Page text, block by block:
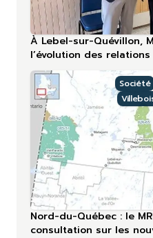
À Lebel-sur-Quévillon,
l’évolution des
anniversaire
Société
Nord-du-Québec : le
consultation sur les